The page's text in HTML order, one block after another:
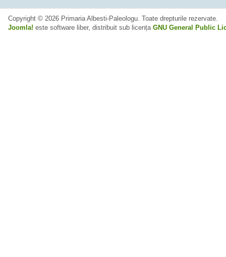
Copyright © 2026 Primaria Albesti-Paleologu. Toate drepturile rezervate.
Joomla! este software liber, distribuit sub licența GNU General Public